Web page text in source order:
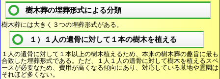
樹木葬の埋葬形式による分類
樹木葬には大きく３つの埋葬形式がある。
１）１人の遺骨に対して１本の樹木を植える
１人の遺骨に対して１本以上の樹木植えるため、本来の樹木葬の趣旨に最も
合致した埋葬形式である。ただ、１人１人の遺骨に対して樹木を植えるスペ
ースが必要なため、費用が高くなる傾向にあり、対応している墓地や霊園は
それほど多くない。